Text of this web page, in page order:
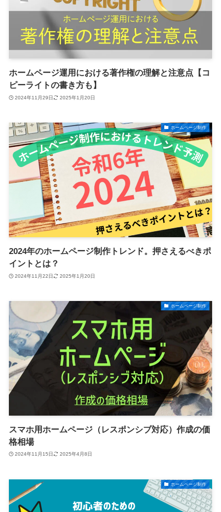
ホームページ運用における著作権の理解と注意点【コ
ピーライトの書き方も】
2024年11月29日 2025年1月20日
ホームページ制作
2024年のホームページ制作トレンド。押さえるべきポ
イントとは？
2024年11月22日 2025年1月20日
ホームページ制作
スマホ用ホームページ（レスポンシブ対応）作成の価
格相場
2024年11月15日 2025年4月8日
ホームページ制作